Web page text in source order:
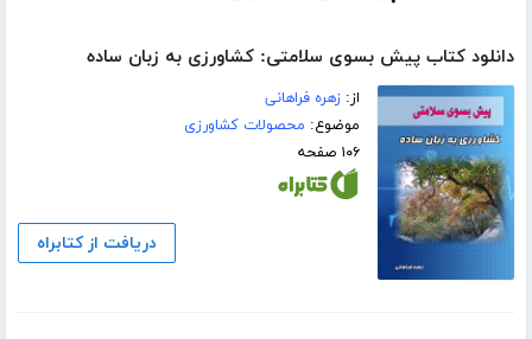
دانلود کتاب پیش بسوی سلامتی: کشاورزی به زبان ساده
از:زهره فراهانی
موضوع: محصولات کشاورزی
۱۰۶ صفحه
دریافت از کتابراه